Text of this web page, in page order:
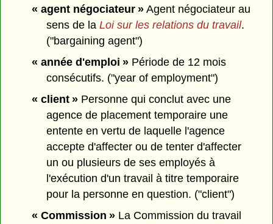
« agent négociateur »Agent négociateur au
sens de laLoi sur les relations du travail.
("bargaining agent")
« année d'emploi »Période de 12 mois
consécutifs. ("year of employment")
« client »Personne qui conclut avec une
agence de placement temporaire une
entente en vertu de laquelle l'agence
accepte d'affecter ou de tenter d'affecter
un ou plusieurs de ses employés à
l'exécution d'un travail à titre temporaire
pour la personne en question. ("client")
« Commission »La Commission du travail